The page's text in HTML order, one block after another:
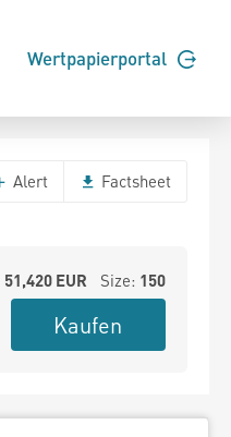
Wertpapierportal
Alert Factsheet
51,420EUR Size: 150
Kaufen